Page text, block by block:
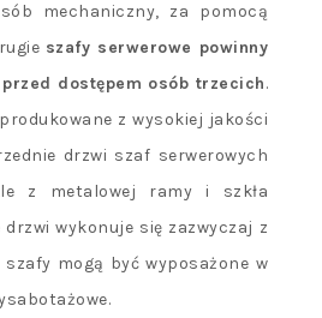
mechaniczny, za pomocą
szafy serwerowe powinny
przed dostępem osób trzecich.
z wysokiej jakości
drzwi szaf serwerowych
z metalowej ramy i szkła
drzwi wykonuje się zazwyczaj z
mogą być wyposażone w